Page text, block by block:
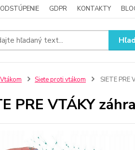
GDPR KONTAKTY
Vtákom Siete proti vtákom SIETE PRE
PRE VTÁKY